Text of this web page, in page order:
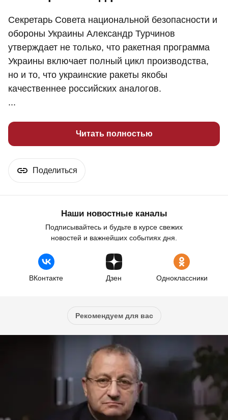
Секретарь Совета национальной безопасности и
обороны Украины Александр Турчинов
утверждает не только, что ракетная программа
Украины включает полный цикл производства,
но и то, что украинские ракеты якобы
качественнее российских аналогов.
...
Читать полностью
Поделиться
Наши новостные каналы
Подписывайтесь и будьте в курсе свежих
новостей и важнейших событиях дня.
ВКонтакте Дзен Одноклассники
Рекомендуем для вас